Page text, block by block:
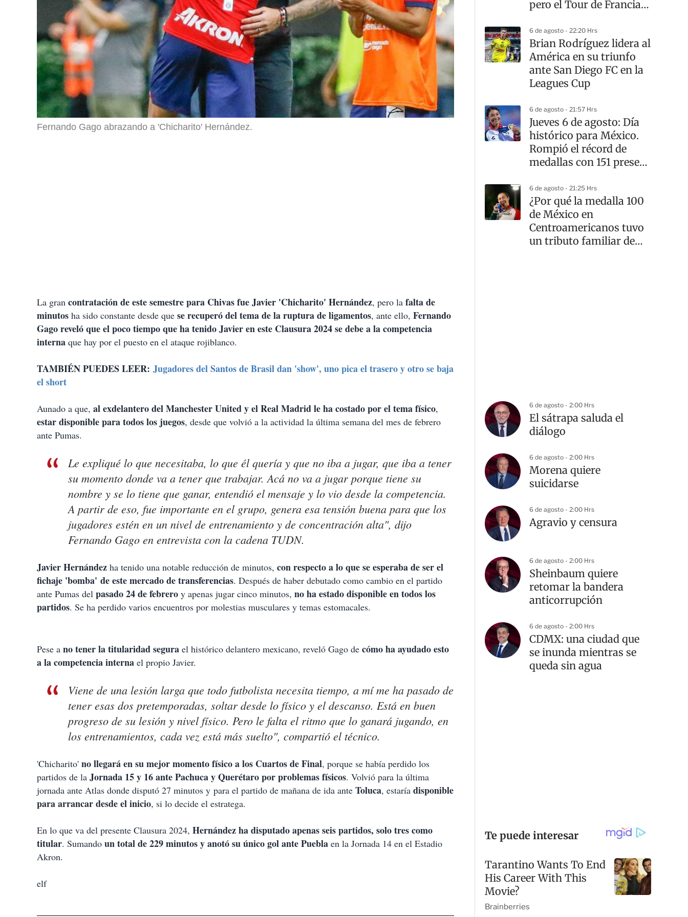
Fernando Gago abrazando a 'Chicharito' Hernández.
La gran contratación de este semestre para Chivas fue Javier 'Chicharito' Hernández, pero la falta de
minutos ha sido constante desde que se recuperó del tema de la ruptura de ligamentos, ante ello, Fernando
Gago reveló que el poco tiempo que ha tenido Javier en este Clausura 2024 se debe a la competencia
interna que hay por el puesto en el ataque rojiblanco.
TAMBIÉN PUEDES LEER: Jugadores del Santos de Brasil dan 'show', uno pica el trasero y otro se baja
el short
Aunado a que, al exdelantero del Manchester United y el Real Madrid le ha costado por el tema físico,
estar disponible para todos los juegos, desde que volvió a la actividad la última semana del mes de febrero
ante Pumas.
Le expliqué lo que necesitaba, lo que él quería y que no iba a jugar, que iba a tener
su momento donde va a tener que trabajar. Acá no va a jugar porque tiene su
nombre y se lo tiene que ganar, entendió el mensaje y lo vio desde la competencia.
A partir de eso, fue importante en el grupo, genera esa tensión buena para que los
jugadores estén en un nivel de entrenamiento y de concentración alta", dijo
Fernando Gago en entrevista con la cadena TUDN.
Javier Hernández ha tenido una notable reducción de minutos, con respecto a lo que se esperaba de ser el
fichaje 'bomba' de este mercado de transferencias. Después de haber debutado como cambio en el partido
ante Pumas del pasado 24 de febrero y apenas jugar cinco minutos, no ha estado disponible en todos los
partidos. Se ha perdido varios encuentros por molestias musculares y temas estomacales.
Pese a no tener la titularidad segura el histórico delantero mexicano, reveló Gago de cómo ha ayudado esto
a la competencia interna el propio Javier.
Viene de una lesión larga que todo futbolista necesita tiempo, a mí me ha pasado de
tener esas dos pretemporadas, soltar desde lo físico y el descanso. Está en buen
progreso de su lesión y nivel físico. Pero le falta el ritmo que lo ganará jugando, en
los entrenamientos, cada vez está más suelto", compartió el técnico.
'Chicharito' no llegará en su mejor momento físico a los Cuartos de Final, porque se había perdido los
partidos de la Jornada 15 y 16 ante Pachuca y Querétaro por problemas físicos. Volvió para la última
jornada ante Atlas donde disputó 27 minutos y para el partido de mañana de ida ante Toluca, estaría disponible
para arrancar desde el inicio, si lo decide el estratega.
En lo que va del presente Clausura 2024, Hernández ha disputado apenas seis partidos, solo tres como
titular. Sumando un total de 229 minutos y anotó su único gol ante Puebla en la Jornada 14 en el Estadio
Akron.
elf
pero el Tour de Francia
dueño
6 de agosto - 22:20 Hrs
Brian Rodríguez lidera al
América en su triunfo
ante San Diego FC en la
Leagues Cup
6 de agosto - 21:57 Hrs
Jueves 6 de agosto: Día
histórico para México.
Rompió el récord de
medallas con 151 preseas
6 de agosto - 21:25 Hrs
¿Por qué la medalla 100
de México en
Centroamericanos tuvo
un tributo familiar de
6 de agosto - 2:00 Hrs
El sátrapa saluda el
diálogo
6 de agosto - 2:00 Hrs
Morena quiere
suicidarse
6 de agosto - 2:00 Hrs
Agravio y censura
6 de agosto - 2:00 Hrs
Sheinbaum quiere
retomar la bandera
anticorrupción
6 de agosto - 2:00 Hrs
CDMX: una ciudad que
se inunda mientras se
queda sin agua